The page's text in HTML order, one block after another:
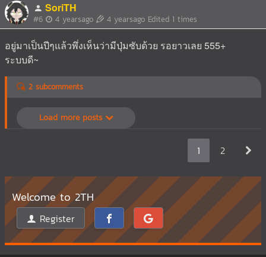
SoriTH
#6 4 yearsago 4 yearsago Edited 1 times
อยู่มาเป็นปีๆแล้วพึ่งเห็นว่ามีปุ่มซับด้วย รอยาวเลย 555+
ระบบดี~
2 subcomments
Load more posts
1 2
Welcome to 2TH
Register